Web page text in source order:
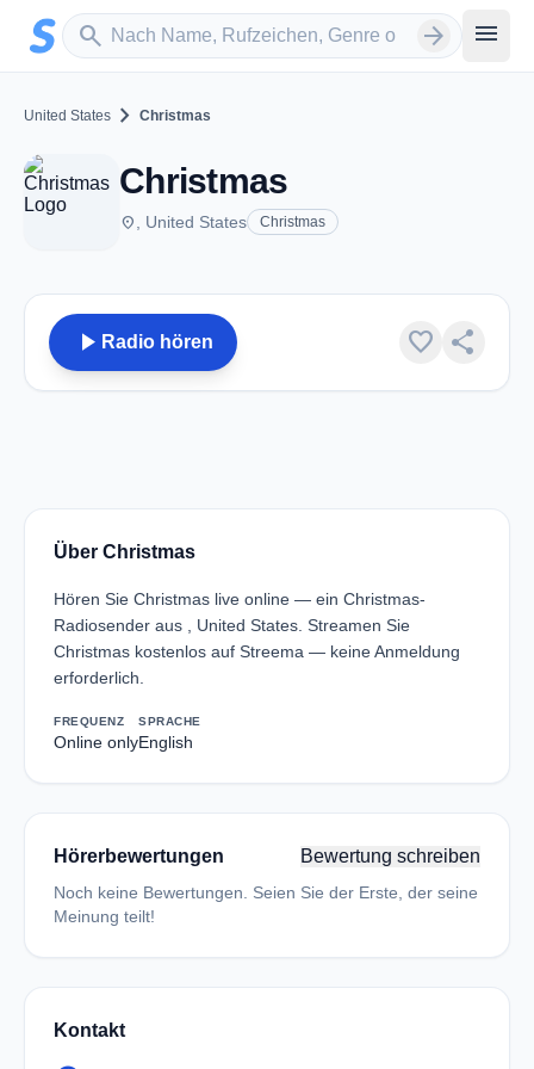
Zum Hauptinhalt springen
search
Sender suchen arrow_forward menu
United States chevron_right Christmas
Christmas
place , United States Christmas
play_arrow Radio hören favorite share
Über Christmas
Hören Sie Christmas live online — ein Christmas-
Radiosender aus , United States. Streamen Sie
Christmas kostenlos auf Streema — keine Anmeldung
erforderlich.
FREQUENZ
Online only
SPRACHE
English
Hörerbewertungen Bewertung schreiben
Noch keine Bewertungen. Seien Sie der Erste, der seine
Meinung teilt!
Kontakt